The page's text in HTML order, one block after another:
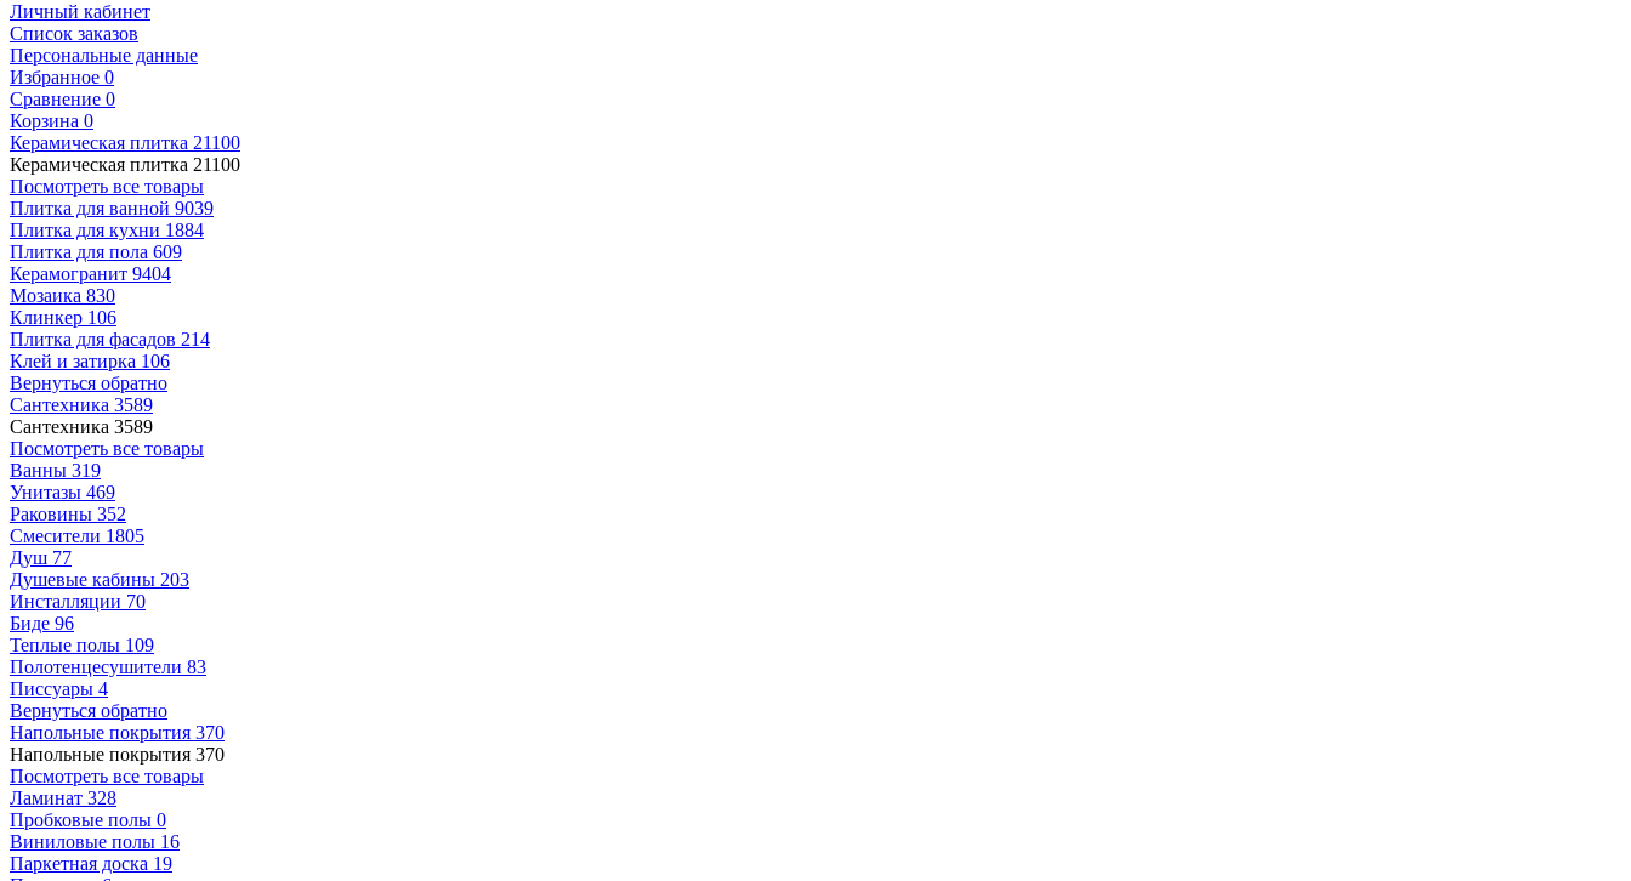
Личный кабинет
Список заказов
Персональные данные
Избранное 0
Сравнение 0
Корзина 0
Керамическая плитка 21100
Керамическая плитка 21100
Посмотреть все товары
Плитка для ванной 9039
Плитка для кухни 1884
Плитка для пола 609
Керамогранит 9404
Мозаика 830
Клинкер 106
Плитка для фасадов 214
Клей и затирка 106
Вернуться обратно
Сантехника 3589
Сантехника 3589
Посмотреть все товары
Ванны 319
Унитазы 469
Раковины 352
Смесители 1805
Душ 77
Душевые кабины 203
Инсталляции 70
Биде 96
Теплые полы 109
Полотенцесушители 83
Писсуары 4
Вернуться обратно
Напольные покрытия 370
Напольные покрытия 370
Посмотреть все товары
Ламинат 328
Пробковые полы 0
Виниловые полы 16
Паркетная доска 19